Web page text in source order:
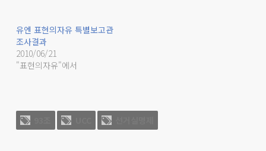
유엔 표현의자유 특별보고관
조사결과
2010/06/21
"표현의자유"에서